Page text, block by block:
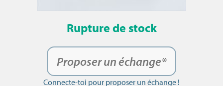
Rupture de stock
Proposer un échange*
Connecte-toi pour proposer un échange !